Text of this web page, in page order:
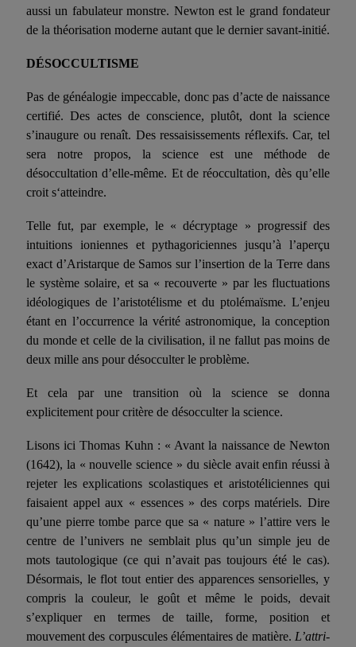
aussi un fabulateur monstre. Newton est le grand fondateur
de la théorisation moderne autant que le der­nier savant-initié.
DÉSOCCULTISME
Pas de généalogie impeccable, doncpas d’acte de naissance
certifié. Des actes de conscience, plutôt, dont la science
s’inaugure ou renaît. Des ressaisissements réflexifs. Car, tel
sera notre propos, la science est une méthode de
désoccultation d’elle-même. Et de réoccultation, dès qu’elle
croit s‘atteindre.
Telle fut, par exemple, le « décryptage » progressif des
intuitions ioniennes et pythagoriciennes jusqu’à l’aperçu
exact d’Aristarque de Samos sur l’insertion de la Terre dans
le système solaire, et sa « recouverte » par les fluctuations
idéologiques de l’aristotélisme et du ptolémaïsme. L’enjeu
étant en l’occurrence la vérité astronomi­que, la conception
du monde et celle de la civilisation, il ne fallut pas moins de
deux mille ans pour désocculter le problème.
Et cela par une transition où la science se donna
explicitement pour critère de désocculter la science.
Lisons ici Thomas Kuhn : « Avant la naissance de Newton
(1642), la « nouvelle science » du siècle avait enfin réussi à
rejeter les explications scolastiques et aris­totéliciennes qui
faisaient appel aux « essences » des corps matériels. Dire
qu’une pierre tombe parce que sa « nature » l’attire vers le
cen­tre de l’univers ne semblait plus qu’un simple jeu de
mots tautolo­gique (ce qui n’avait pas toujours été le cas).
Désormais, le flot tout entier des apparences sensorielles, y
compris la couleur, le goût et même le poids, devait
s’expliquer en termes de taille, forme, posi­tion et
mouvement des corpuscules élémentaires de matière. L’attri­